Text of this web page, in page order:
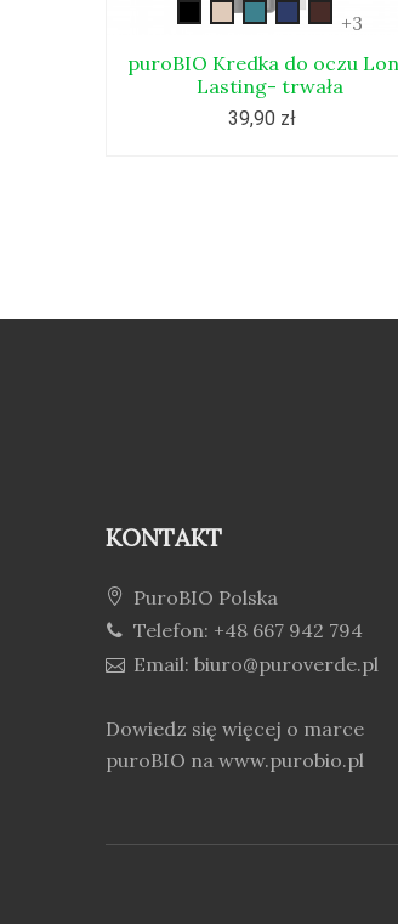
czarnylong-long-long-
lasting04
+3
puroBIO Kredka do oczu
Lasting- trwała
39,90 zł
KONTAKT
PuroBIO Polska
Telefon: +48 667 942 794
Email: biuro@puroverde.pl
Dowiedz się więcej o marce
puroBIO na www.purobio.pl